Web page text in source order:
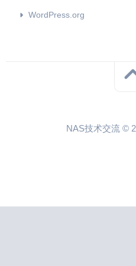
WordPress.org
NAS技术交流 ©